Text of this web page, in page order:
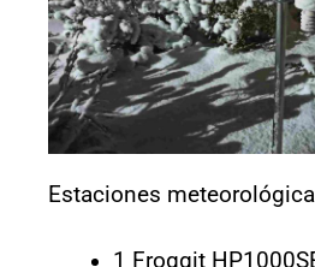
Estaciones
1 Froggit